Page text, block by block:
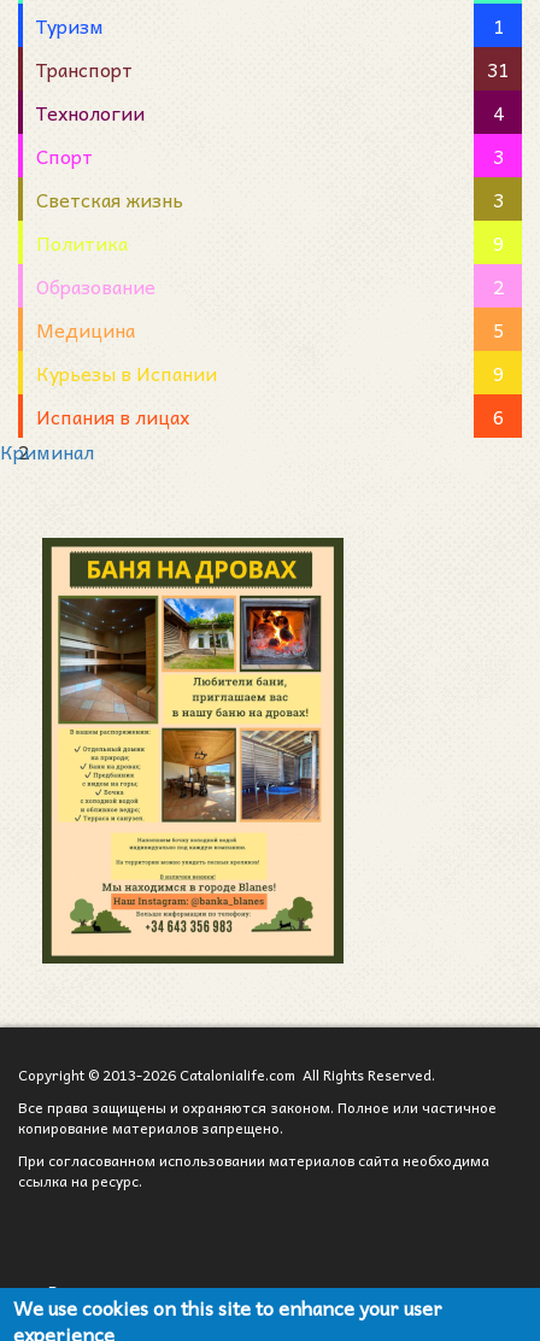
Туризм
1
Транспорт
31
Технологии
4
Спорт
3
Светская жизнь
3
Политика
9
Образование
2
Медицина
5
Курьезы в Испании
9
Испания в лицах
6
Криминал
2
Copyright © 2013-2026 Catalonialife.com All Rights Reserved.
Все права защищены и охраняются законом. Полное или частичное
копирование материалов запрещено.
При согласованном использовании материалов сайта необходима
ссылка на ресурс.
Вход для администратора
Сотрудничество
We use cookies on this site to enhance your user
experience